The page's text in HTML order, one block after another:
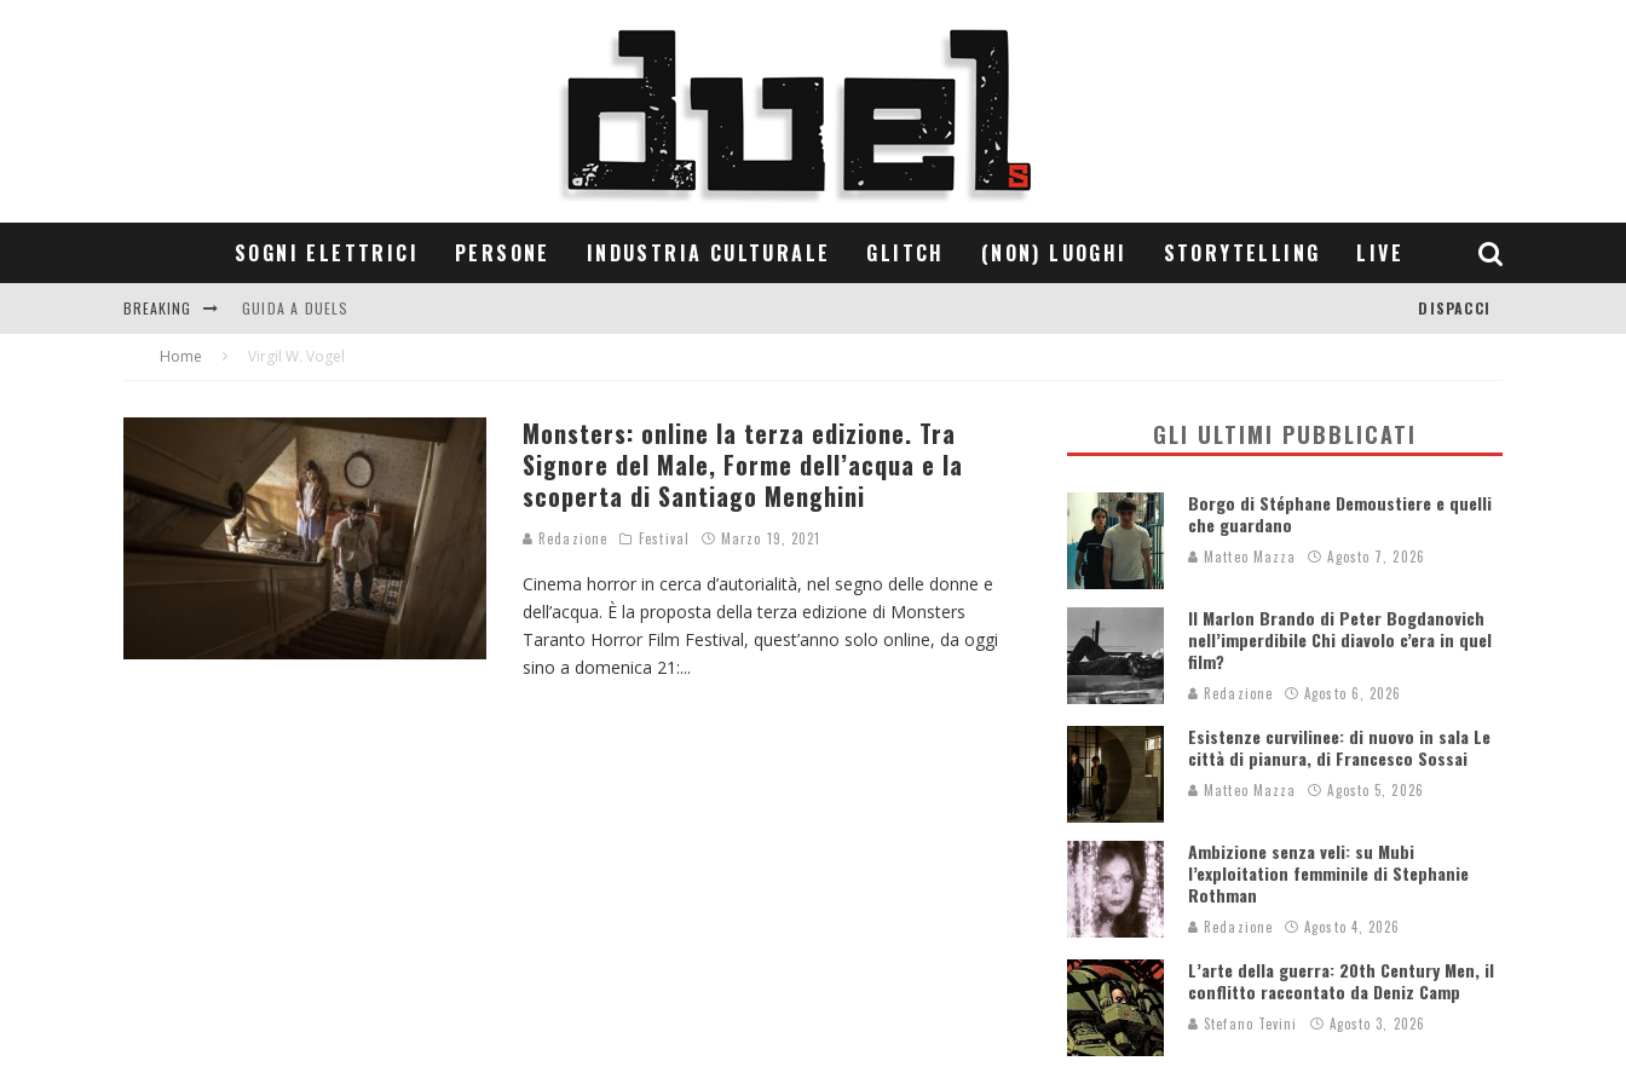
SOGNI ELETTRICI PERSONE INDUSTRIA CULTURALE GLITCH (NON) LUOGHI STORYTELLING LIVE
BREAKING GUIDA A DUELS
CONTRIBUTORS
DISPACCI
Home Virgil W. Vogel
Monsters: online la terza edizione. Tra
Signore del Male, Forme dell’acqua e la
scoperta di Santiago Menghini
Redazione Festival Marzo 19, 2021
Cinema horror in cerca d’autorialità, nel segno delle donne e
dell’acqua. È la proposta della terza edizione di Monsters
Taranto Horror Film Festival, quest’anno solo online, da oggi
sino a domenica 21:...
GLI ULTIMI PUBBLICATI
Borgo di Stéphane Demoustiere e quelli
che guardano
Matteo Mazza Agosto 7, 2026
Il Marlon Brando di Peter Bogdanovich
nell’imperdibile Chi diavolo c’era in quel
film?
Redazione Agosto 6, 2026
Esistenze curvilinee: di nuovo in sala Le
città di pianura, di Francesco Sossai
Matteo Mazza Agosto 5, 2026
Ambizione senza veli: su Mubi
l’exploitation femminile di Stephanie
Rothman
Redazione Agosto 4, 2026
L’arte della guerra: 20th Century Men, il
conflitto raccontato da Deniz Camp
Stefano Tevini Agosto 3, 2026